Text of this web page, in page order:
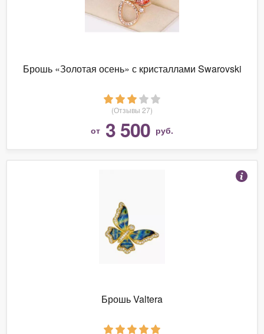
Брошь «Золотая осень» с кристаллами Swarovski
(Отзывы 27)
от 3 500 руб.
Брошь Valtera